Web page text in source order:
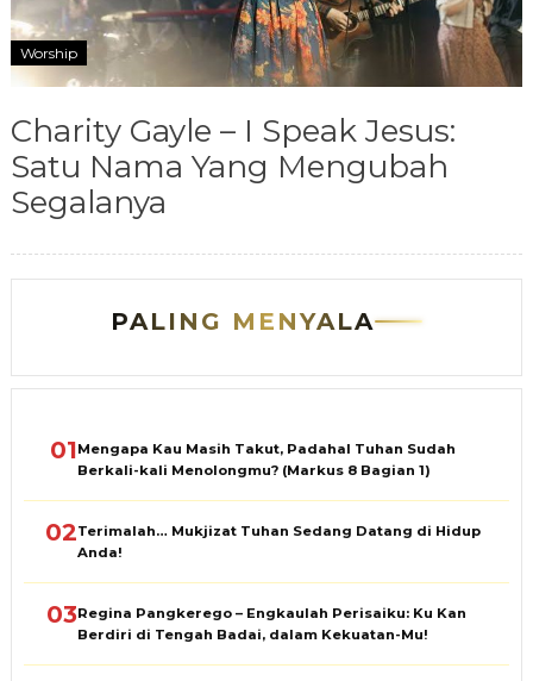
Worship
Charity Gayle – I Speak Jesus:
Satu Nama Yang Mengubah
Segalanya
PALING MENYALA
01Mengapa Kau Masih Takut, Padahal Tuhan Sudah
Berkali-kali Menolongmu? (Markus 8 Bagian 1)
02Terimalah… Mukjizat Tuhan Sedang Datang di Hidup
Anda!
03Regina Pangkerego – Engkaulah Perisaiku: Ku Kan
Berdiri di Tengah Badai, dalam Kekuatan-Mu!